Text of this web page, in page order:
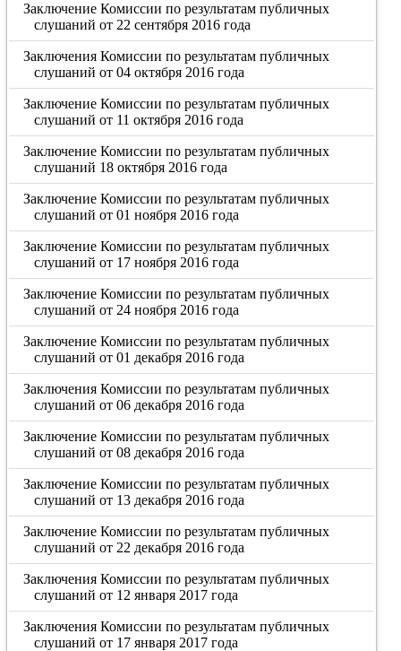
Заключение Комиссии по результатам публичных
слушаний от 22 сентября 2016 года
Заключения Комиссии по результатам публичных
слушаний от 04 октября 2016 года
Заключение Комиссии по результатам публичных
слушаний от 11 октября 2016 года
Заключение Комиссии по результатам публичных
слушаний 18 октября 2016 года
Заключение Комиссии по результатам публичных
слушаний от 01 ноября 2016 года
Заключение Комиссии по результатам публичных
слушаний от 17 ноября 2016 года
Заключение Комиссии по результатам публичных
слушаний от 24 ноября 2016 года
Заключение Комиссии по результатам публичных
слушаний от 01 декабря 2016 года
Заключения Комиссии по результатам публичных
слушаний от 06 декабря 2016 года
Заключение Комиссии по результатам публичных
слушаний от 08 декабря 2016 года
Заключение Комиссии по результатам публичных
слушаний от 13 декабря 2016 года
Заключение Комиссии по результатам публичных
слушаний от 22 декабря 2016 года
Заключения Комиссии по результатам публичных
слушаний от 12 января 2017 года
Заключения Комиссии по результатам публичных
слушаний от 17 января 2017 года